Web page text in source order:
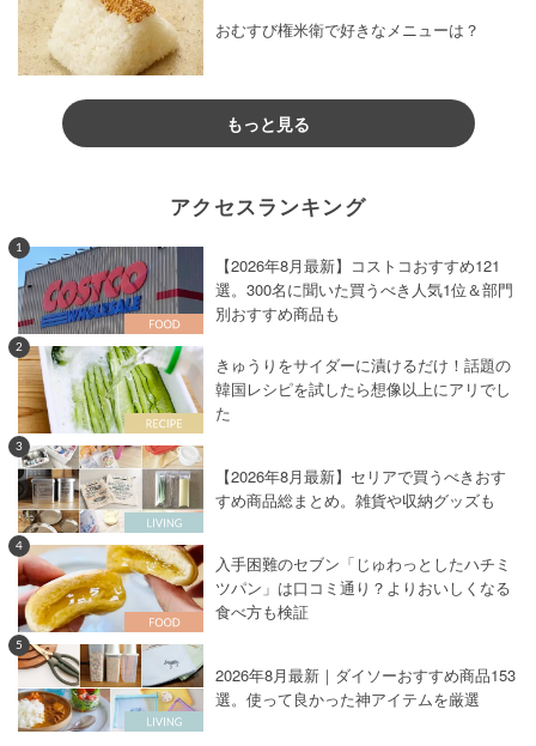
おむすび権米衛で好きなメニューは？
もっと見る
アクセスランキング
1
【2026年8月最新】コストコおすすめ121
選。300名に聞いた買うべき人気1位＆部門
別おすすめ商品も
2
きゅうりをサイダーに漬けるだけ！話題の
韓国レシピを試したら想像以上にアリでし
た
3
【2026年8月最新】セリアで買うべきおす
すめ商品総まとめ。雑貨や収納グッズも
4
入手困難のセブン「じゅわっとしたハチミ
ツパン」は口コミ通り？よりおいしくなる
食べ方も検証
5
2026年8月最新｜ダイソーおすすめ商品153
選。使って良かった神アイテムを厳選